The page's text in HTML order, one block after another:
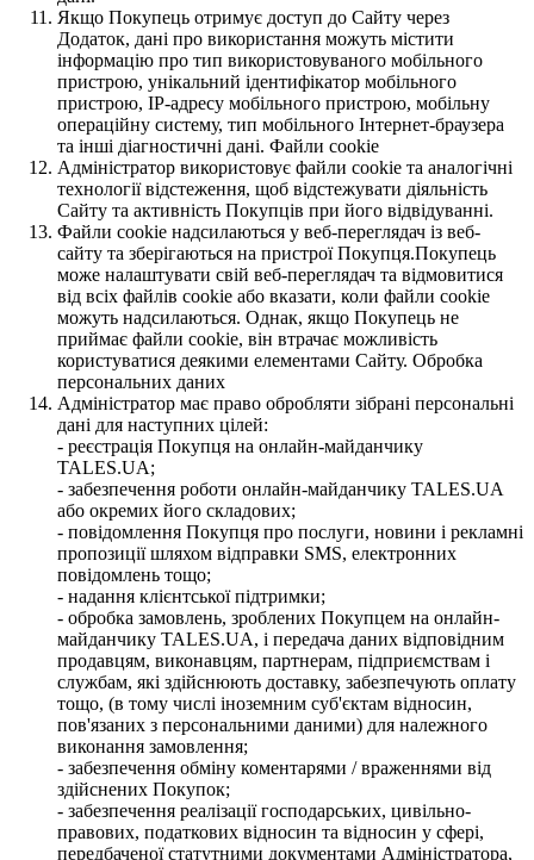
Якщо Покупець отримує доступ до Сайту через
Додаток, дані про використання можуть містити
інформацію про тип використовуваного мобільного
пристрою, унікальний ідентифікатор мобільного
пристрою, IP-адресу мобільного пристрою, мобільну
операційну систему, тип мобільного Інтернет-браузера
та інші діагностичні дані. Файли cookie
Адміністратор використовує файли cookie та аналогічні
технології відстеження, щоб відстежувати діяльність
Сайту та активність Покупців при його відвідуванні.
Файли cookie надсилаються у веб-переглядач із веб-
сайту та зберігаються на пристрої Покупця.Покупець
може налаштувати свій веб-переглядач та відмовитися
від всіх файлів cookie або вказати, коли файли cookie
можуть надсилаються. Однак, якщо Покупець не
приймає файли cookie, він втрачає можливість
користуватися деякими елементами Сайту. Обробка
персональних даних
Адміністратор має право обробляти зібрані персональні
дані для наступних цілей:
- реєстрація Покупця на онлайн-майданчику
TALES.UA;
- забезпечення роботи онлайн-майданчику TALES.UA
або окремих його складових;
- повідомлення Покупця про послуги, новини і рекламні
пропозиції шляхом відправки SMS, електронних
повідомлень тощо;
- надання клієнтської підтримки;
- обробка замовлень, зроблених Покупцем на онлайн-
майданчику TALES.UA, і передача даних відповідним
продавцям, виконавцям, партнерам, підприємствам і
службам, які здійснюють доставку, забезпечують оплату
тощо, (в тому числі іноземним суб'єктам відносин,
пов'язаних з персональними даними) для належного
виконання замовлення;
- забезпечення обміну коментарями / враженнями від
здійснених Покупок;
- забезпечення реалізації господарських, цивільно-
правових, податкових відносин та відносин у сфері,
передбаченої статутними документами Адміністратора,